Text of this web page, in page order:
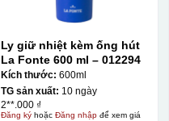
Ly giữ nhiệt kèm ống hút
La Fonte 600 ml – 012294
Kích thước: 600ml
TG sản xuất: 10 ngày
2**.000 ₫
Đăng kýhoặc Đăng nhậpđể xem giá